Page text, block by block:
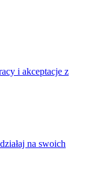
i akceptacje z
na swoich